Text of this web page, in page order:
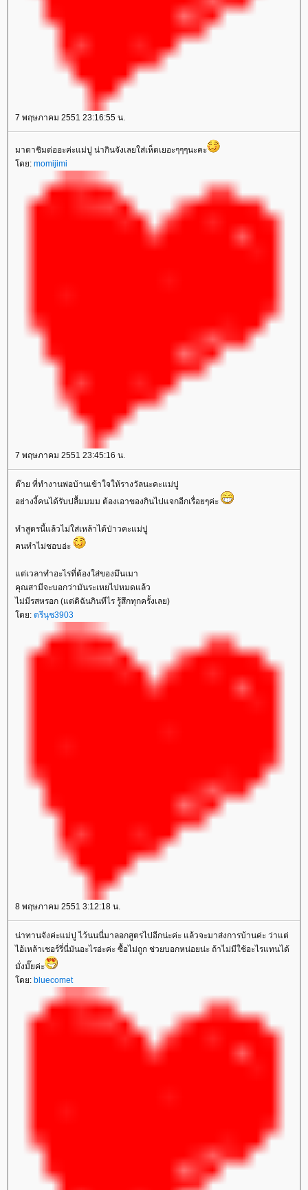
7 พฤษภาคม 2551 23:16:55 น.
มาตาชิมต่ออะค่ะแม่ปู น่ากินจังเลยใส่เห็ดเยอะๆๆๆนะคะ
ดย: momijimi
7 พฤษภาคม 2551 23:45:16 น.
ต๊าย ที่ทำงานพ่อบ้านเข้าใจให้รางวัลนะคะแม่ปู
อย่างงี้คนได้รับปลื้มมมม ต้องเอาของกินไปแจกอีกเรื่อยๆค่ะ
ทำสูตรนี้แล้วไม่ใส่เหล้าได้ป่าวคะแม่ปู
คนทำไม่ชอบอ่ะ
ต่เวลาทำอะไรที่ต้องใส่ของมึนเมา
คุณสามีจะบอกว่ามันระเหยไปหมดแล้ว
ไม่มีรสหรอก (แต่ดิฉันกินทีไร รู้สึกทุกครั้งเลย)
ดย: ตรีนุช3903
8 พฤษภาคม 2551 3:12:18 น.
น่าทานจังค่ะแม่ปู ไว้นนนี่มาลอกสูตรไปอีกน่ะค่ะ แล้วจะมาส่งการบ้านค่ะ ว่าแต่
ไอ้เหล้าเชอร์รี่นี่มันอะไรอ่ะค่ะ ซื้อไม่ถูก ช่วยบอกหน่อยน่ะ ถ้าไม่มีใช้อะไรแทนได้
มั่งมั๊ยค่ะ
ดย: bluecomet